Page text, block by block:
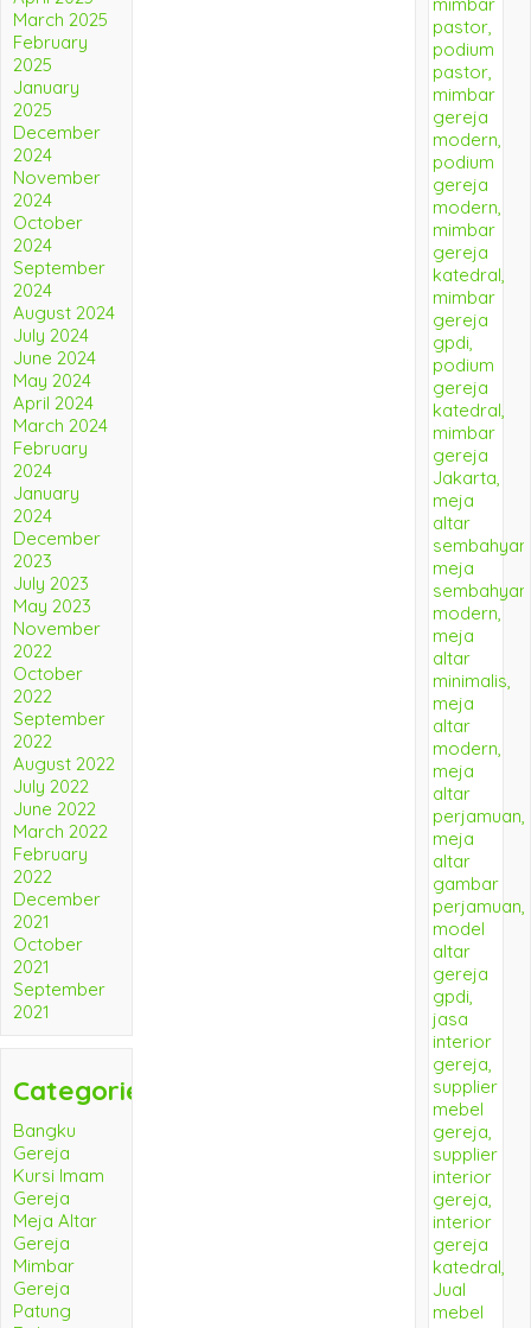
March 2025
February
2025
January
2025
December
2024
November
2024
October
2024
September
2024
August 2024
July 2024
June 2024
May 2024
April 2024
March 2024
February
2024
January
2024
December
2023
July 2023
May 2023
November
2022
October
2022
September
2022
August 2022
July 2022
June 2022
March 2022
February
2022
December
2021
October
2021
September
2021
Categories
Bangku
Gereja
Kursi Imam
Gereja
Meja Altar
Gereja
Mimbar
Gereja
Patung